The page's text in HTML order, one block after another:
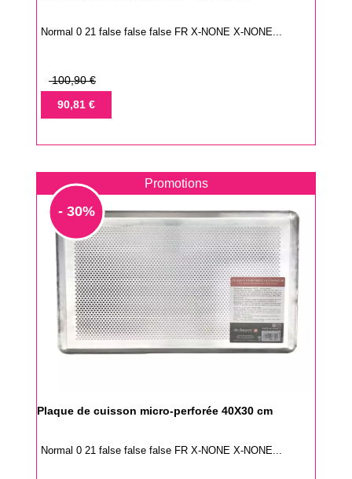
Normal 0 21 false false false FR X-NONE X-NONE...
Prix
base
100,90 €
Prix90,81 €
Promotions
- 30%
Plaque de cuisson micro-perforée 40X30 cm
Normal 0 21 false false false FR X-NONE X-NONE...